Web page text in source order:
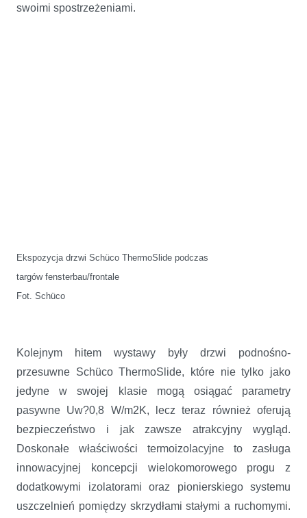
swoimi spostrzeżeniami.
Ekspozycja drzwi Schüco ThermoSlide podczas
targów fensterbau/frontale
Fot. Schüco
Kolejnym hitem wystawy były drzwi podnośno-
przesuwne Schüco ThermoSlide, które nie tylko jako
jedyne w swojej klasie mogą osiągać parametry
pasywne Uw?0,8 W/m2K, lecz teraz również oferują
bezpieczeństwo i jak zawsze atrakcyjny wygląd.
Doskonałe właściwości termoizolacyjne to zasługa
innowacyjnej koncepcji wielokomorowego progu z
dodatkowymi izolatorami oraz pionierskiego systemu
uszczelnień pomiędzy skrzydłami stałymi a ruchomymi.